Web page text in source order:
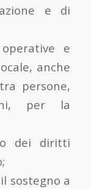
e di
e
anche
persone,
per la
dei diritti
sostegno a